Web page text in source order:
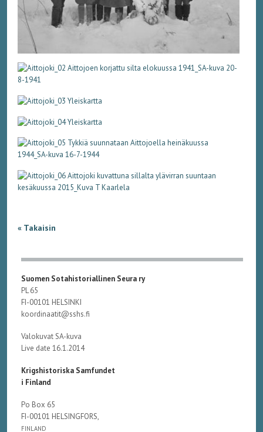
« Takaisin
Suomen Sotahistoriallinen Seura ry
PL 65
FI-00101 HELSINKI
koordinaatit@sshs.fi
Valokuvat SA-kuva
Live date 16.1.2014
Krigshistoriska Samfundet
i Finland
Po Box 65
FI-00101 HELSINGFORS,
FINLAND